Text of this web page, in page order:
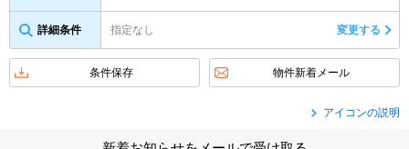
詳細条件 指定なし 変更する
条件保存 物件新着メール
アイコンの説明